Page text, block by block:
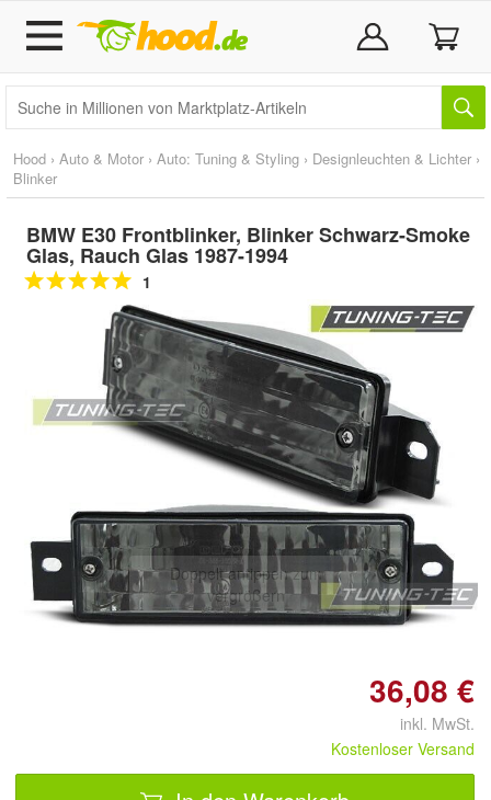
Hood › Auto & Motor › Auto: Tuning & Styling › Designleuchten & Lichter ›
Blinker
BMW E30 Frontblinker, Blinker Schwarz-Smoke
Glas, Rauch Glas 1987-1994
1
Doppelt antippen zum
vergrößern
36,08 €
inkl. MwSt.
Kostenloser Versand